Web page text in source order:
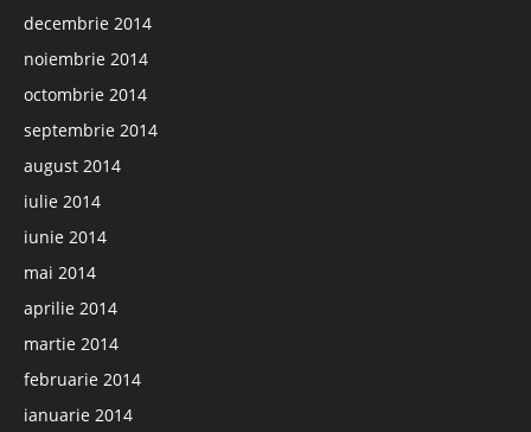
decembrie 2014
noiembrie 2014
octombrie 2014
septembrie 2014
august 2014
iulie 2014
iunie 2014
mai 2014
aprilie 2014
martie 2014
februarie 2014
ianuarie 2014